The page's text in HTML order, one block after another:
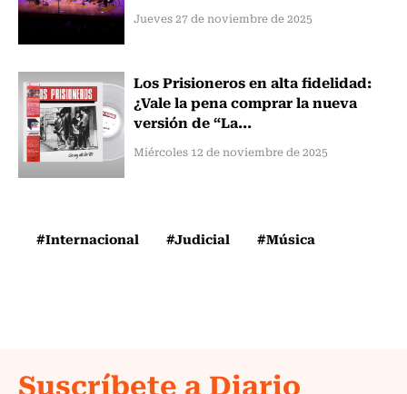
Jueves 27 de noviembre de 2025
Los Prisioneros en alta fidelidad:
¿Vale la pena comprar la nueva
versión de “La...
Miércoles 12 de noviembre de 2025
#Internacional #Judicial #Música